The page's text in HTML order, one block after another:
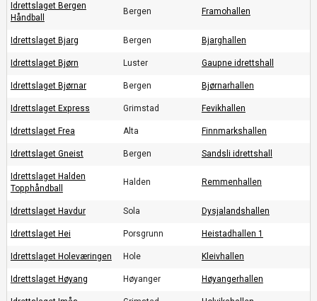
Idrettslaget Bergen
Håndball
Bergen Framohallen
Idrettslaget Bjarg Bergen Bjarghallen
Idrettslaget Bjørn Luster Gaupne idrettshall
Idrettslaget Bjørnar Bergen Bjørnarhallen
Idrettslaget Express Grimstad Fevikhallen
Idrettslaget Frea Alta Finnmarkshallen
Idrettslaget Gneist Bergen Sandsli idrettshall
Idrettslaget Halden
Topphåndball
Halden Remmenhallen
Idrettslaget Havdur Sola Dysjalandshallen
Idrettslaget Hei Porsgrunn Heistadhallen 1
Idrettslaget Holeværingen Hole Kleivhallen
Idrettslaget Høyang Høyanger Høyangerhallen